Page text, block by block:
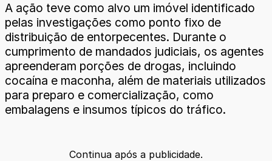
A ação teve como alvo um imóvel identificado
pelas investigações como ponto fixo de
distribuição de entorpecentes. Durante o
cumprimento de mandados judiciais, os agentes
apreenderam porções de drogas, incluindo
cocaína e maconha, além de materiais utilizados
para preparo e comercialização, como
embalagens e insumos típicos do tráfico.
Continua após a publicidade.